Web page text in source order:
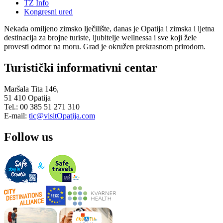
TZ Info
Kongresni ured
Nekada omiljeno zimsko lječilište, danas je Opatija i zimska i ljetna
destinacija za brojne turiste, ljubitelje wellnessa i sve koji žele
provesti odmor na moru. Grad je okružen prekrasnom prirodom.
Turistički informativni centar
Maršala Tita 146,
51 410 Opatija
Tel.: 00 385 51 271 310
E-mail: tic@visitOpatija.com
Follow us